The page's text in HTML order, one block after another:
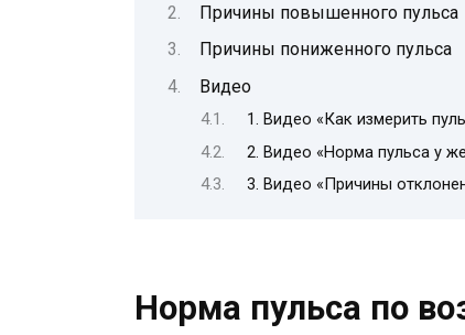
Причины повышенного пульса
Причины пониженного пульса
Видео
1. Видео «Как измерить
2. Видео «Норма пульса у
3. Видео «Причины
Норма пульса по